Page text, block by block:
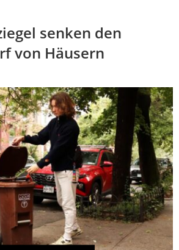
senken den
von Häusern